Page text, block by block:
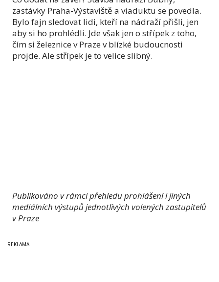
zastávky Praha-Výstaviště a viaduktu se povedla.
Bylo fajn sledovat lidi, kteří na nádraží přišli, jen
aby si ho prohlédli. Jde však jen o střípek z toho,
čím si železnice v Praze v blízké budoucnosti
projde. Ale střípek je to velice slibný.
Publikováno v rámci přehledu prohlášení i jiných
mediálních výstupů jednotlivých volených zastupitelů
v Praze